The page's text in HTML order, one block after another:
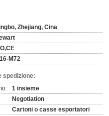
Zhejiang, Cina
M72
spedizione:
1 insieme
Negotiation
Cartoni o casse esportatori